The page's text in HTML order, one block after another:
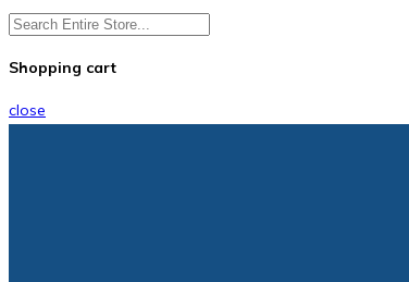
Shopping cart
close